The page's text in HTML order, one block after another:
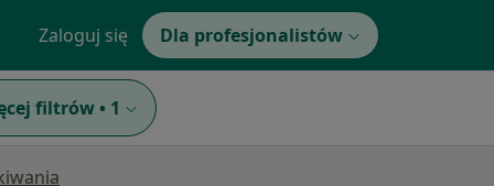
Zaloguj się Dla profesjonalistów
filtrów • 1